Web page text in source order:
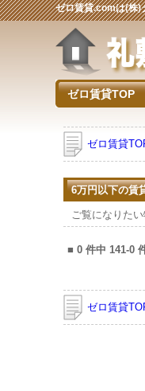
ゼロ賃貸.comは(株)
ゼロ賃貸TOP
ゼロ賃貸
6万円以下の賃
ご覧になりた
■ 0 件中 141-0
ゼロ賃貸